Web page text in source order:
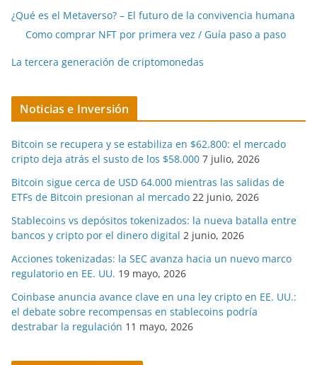
¿Qué es el Metaverso? – El futuro de la convivencia humana
Como comprar NFT por primera vez / Guía paso a paso
La tercera generación de criptomonedas
Noticias e Inversión
Bitcoin se recupera y se estabiliza en $62.800: el mercado
cripto deja atrás el susto de los $58.000 7 julio, 2026
Bitcoin sigue cerca de USD 64.000 mientras las salidas de
ETFs de Bitcoin presionan al mercado 22 junio, 2026
Stablecoins vs depósitos tokenizados: la nueva batalla entre
bancos y cripto por el dinero digital 2 junio, 2026
Acciones tokenizadas: la SEC avanza hacia un nuevo marco
regulatorio en EE. UU. 19 mayo, 2026
Coinbase anuncia avance clave en una ley cripto en EE. UU.:
el debate sobre recompensas en stablecoins podría
destrabar la regulación 11 mayo, 2026